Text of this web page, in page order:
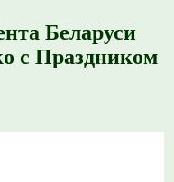
Беларуси
с Праздником